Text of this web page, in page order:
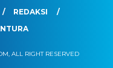
REDAKSI
ALL RIGHT RESERVED